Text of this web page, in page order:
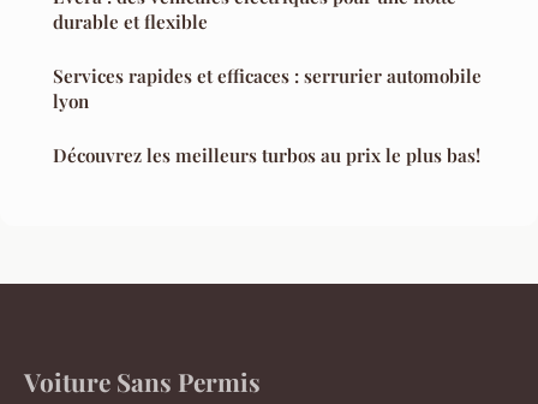
durable et flexible
Services rapides et efficaces : serrurier automobile
lyon
Découvrez les meilleurs turbos au prix le plus bas!
Voiture Sans Permis